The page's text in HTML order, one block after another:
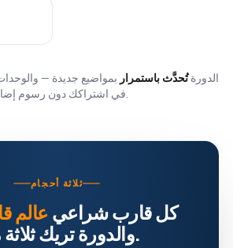
الدورةتُحدَّث باستمرار بمواضيع جديدة —
في اشتراكك دون رسوم إضافية.
ثلاثة أحجام
كل قارب شراعي عالم
والدورة تريك ثلاثة منها.